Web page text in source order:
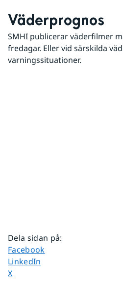
Väderprognos
SMHI publicerar väderfilmer
fredagar. Eller vid särskilda
varningssituationer.
Dela sidan på:
Dela sidan på
Facebook
Dela sidan på
LinkedIn
Dela sidan på
X